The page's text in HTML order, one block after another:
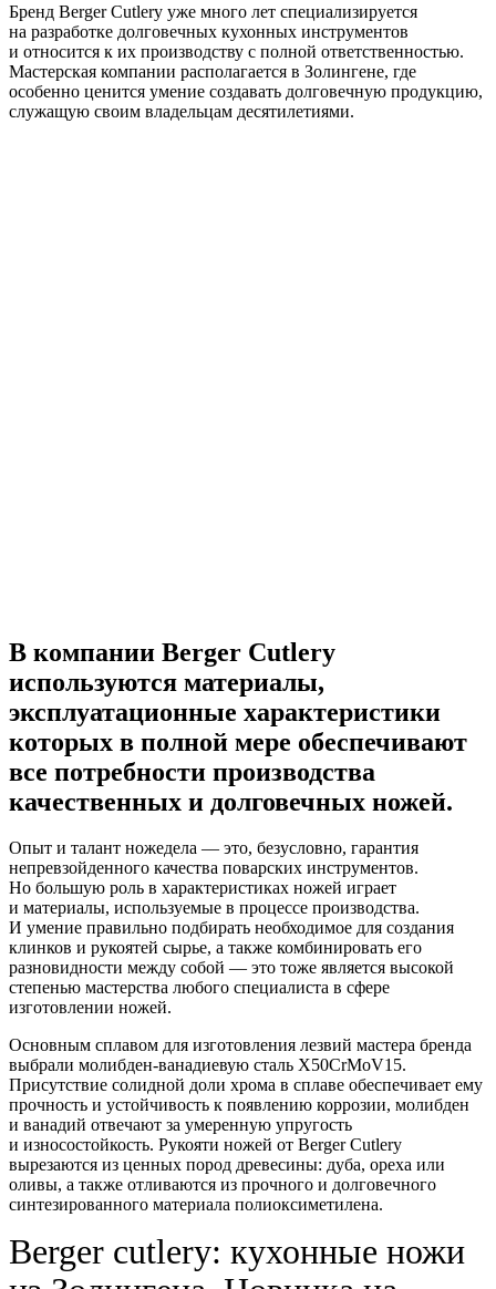
Бренд Berger Cutlery уже много лет специализируется
на разработке долговечных кухонных инструментов
и относится к их производству с полной ответственностью.
Мастерская компании располагается в Золингене, где
особенно ценится умение создавать долговечную продукцию,
служащую своим владельцам десятилетиями.
В компании Berger Cutlery
используются материалы,
эксплуатационные характеристики
которых в полной мере обеспечивают
все потребности производства
качественных и долговечных ножей.
Опыт и талант ножедела — это, безусловно, гарантия
непревзойденного качества поварских инструментов.
Но большую роль в характеристиках ножей играет
и материалы, используемые в процессе производства.
И умение правильно подбирать необходимое для создания
клинков и рукоятей сырье, а также комбинировать его
разновидности между собой — это тоже является высокой
степенью мастерства любого специалиста в сфере
изготовлении ножей.
Основным сплавом для изготовления лезвий мастера бренда
выбрали молибден-ванадиевую сталь X50CrMoV15.
Присутствие солидной доли хрома в сплаве обеспечивает ему
прочность и устойчивость к появлению коррозии, молибден
и ванадий отвечают за умеренную упругость
и износостойкость. Рукояти ножей от Berger Cutlery
вырезаются из ценных пород древесины: дуба, ореха или
оливы, а также отливаются из прочного и долговечного
синтезированного материала полиоксиметилена.
Berger cutlery: кухонные ножи